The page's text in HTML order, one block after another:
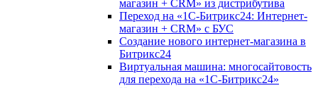
магазин + CRM» из дистрибутива
Переход на «1С-Битрикс24: Интернет-
магазин + CRM» с БУС
Создание нового интернет-магазина в
Битрикс24
Виртуальная машина: многосайтовость
для перехода на «1С-Битрикс24»